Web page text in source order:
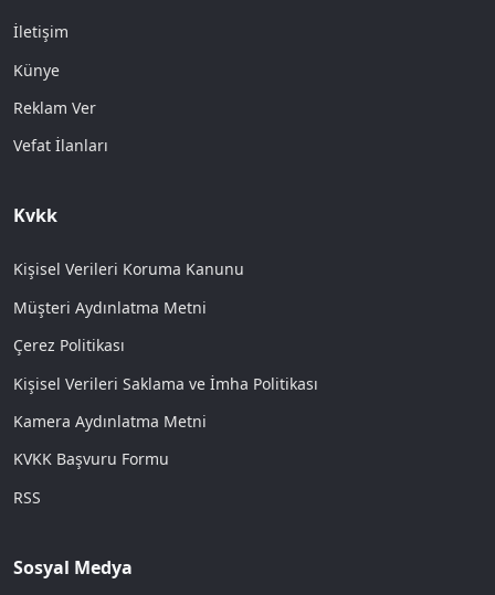
İletişim
Künye
Reklam Ver
Vefat İlanları
Kvkk
Kişisel Verileri Koruma Kanunu
Müşteri Aydınlatma Metni
Çerez Politikası
Kişisel Verileri Saklama ve İmha Politikası
Kamera Aydınlatma Metni
KVKK Başvuru Formu
RSS
Sosyal Medya